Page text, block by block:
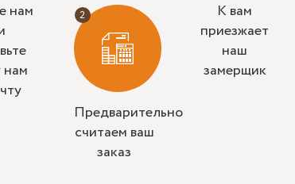
нам
нам
Предварительно
считаем ваш
заказ
К вам
приезжает
наш
замерщик